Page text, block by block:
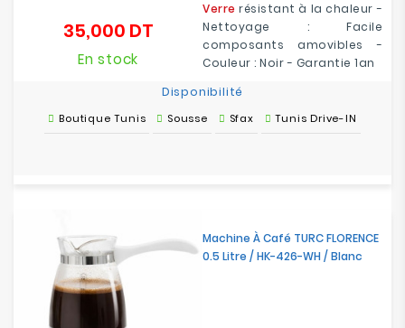
Verre résistant à la chaleur -
Nettoyage : Facile
composants amovibles -
Couleur : Noir - Garantie 1an
35,000 DTPrix
En stock
Disponibilité
Boutique Tunis Sousse Sfax Tunis Drive-IN
Machine À Café TURC FLORENCE
0.5 Litre / HK-426-WH / Blanc